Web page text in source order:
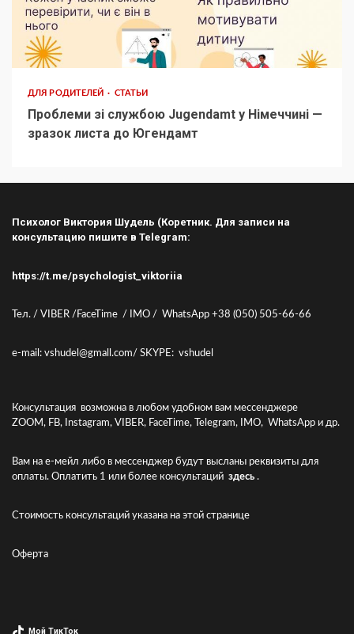
ДЛЯ РОДИТЕЛЕЙ СТАТЬИ
Проблеми зі службою Jugendamt у Німеччині —
зразок листа до Югендамт
Психолог Виктория Шудель (Коретник. Для записи на
консультацию пишите в Telegram:
https://t.me/psychologist_viktoriia
Тел. / VIBER /FaceTime / IMO / WhatsApp +38 (050) 505-66-66
e-mail: vshudel@gmall.com/ SKYPE: vshudel
Консультация возможна в любом удобном вам мессенджере
ZOOM, FB, Instagram, VIBER, FaceTime, Telegram, IMO, WhatsApp и др.
Вам на е-мейл либо в мессенджер будут высланы реквизиты для
оплаты. Оплатить 1 или более консультаций здесь .
Стоимость консультаций указана на этой странице
Оферта
Мой ТикТок